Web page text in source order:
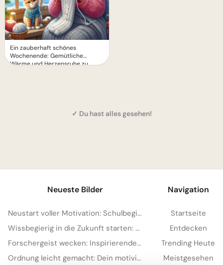
Ein zauberhaft schönes
Wochenende: Gemütliche
Wärme und Herzensruhe zu
✓ Du hast alles gesehen!
Neueste Bilder
Neustart voller Motivation: Schulbeginn inspirieren und auf TikTok verbreiten!
Wissbegierig in die Zukunft starten: Dein 'Lesen bildet' Bild für Snapchat
Forschergeist wecken: Inspirierende Schulstart-Bilder für Facebook
Ordnung leicht gemacht: Dein motivierender Spruch für Instagram zum Schulstart!
Navigation
Startseite
Entdecken
Trending Heute
Meistgesehen